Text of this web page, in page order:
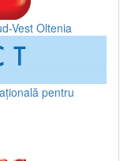
Vest Oltenia
pentru